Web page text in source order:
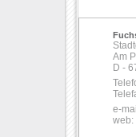
Am
D -
e-
web: